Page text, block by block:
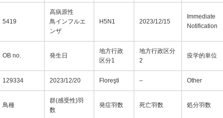
5419
高病原性
鳥インフルエ
ンザ
H5N1 2023/12/15
Immediate
Notification
OB no. 発生日
地方行政
区分1
地方行政区分
2
疫学的単位
129334 2023/12/20 Floreşti – Other
鳥種
群(感受性)羽
数
発症羽数 死亡羽数 処分羽数